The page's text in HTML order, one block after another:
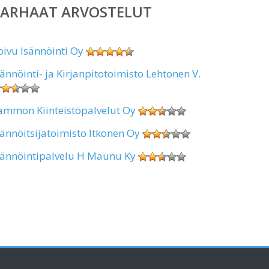
ARVOSTELUT
Isännöinti Oy
ja Kirjanpitotoimisto Lehtonen V.
Kiinteistöpalvelut Oy
Itkonen Oy
H Maunu Ky